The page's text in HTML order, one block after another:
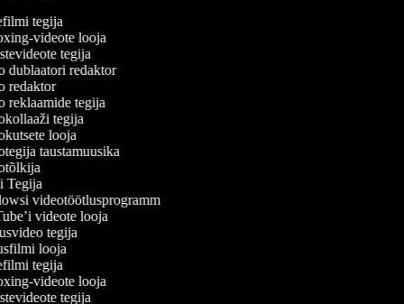
tegija
videote looja
tegija
redaktor
tegija
tegija
looja
taustamuusika
videotöötlusprogramm
videote looja
tegija
looja
tegija
videote looja
tegija